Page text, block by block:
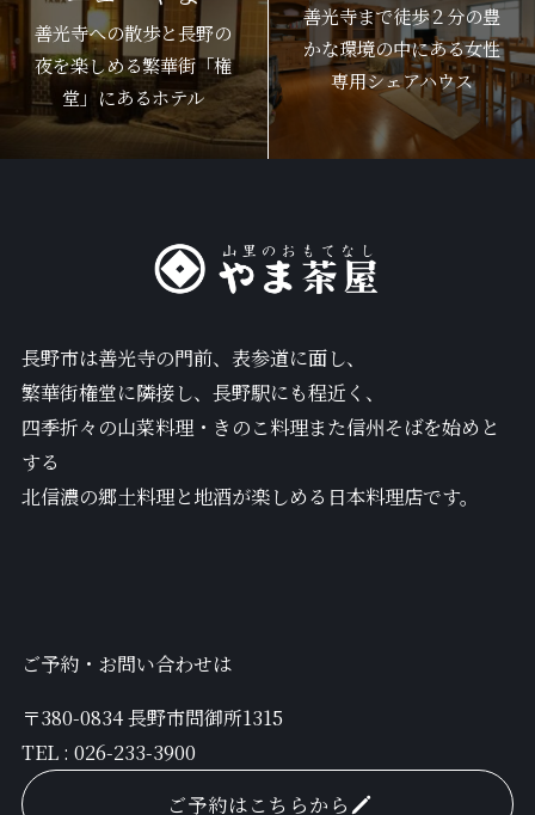
善光寺への散歩と長野の
夜を楽しめる繁華街「権
堂」にあるホテル
善光寺まで徒歩２分の豊
かな環境の中にある女性
専用シェアハウス
長野市は善光寺の門前、表参道に面し、
繁華街権堂に隣接し、長野駅にも程近く、
四季折々の山菜料理・きのこ料理また信州そばを始めと
する
北信濃の郷土料理と地酒が楽しめる日本料理店です。
ご予約・お問い合わせは
〒380-0834 長野市問御所1315
TEL : 026-233-3900
ご予約はこちらから